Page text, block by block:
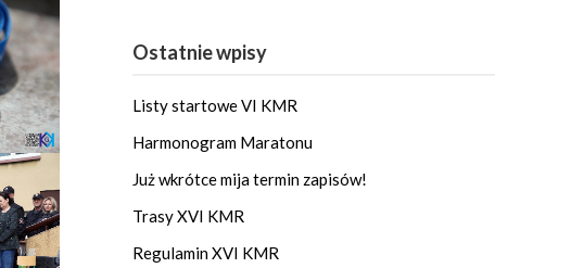
Ostatnie wpisy
Listy startowe VI KMR
Harmonogram Maratonu
Już wkrótce mija termin zapisów!
Trasy XVI KMR
Regulamin XVI KMR